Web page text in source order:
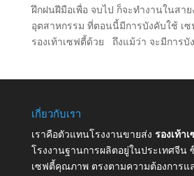
ฝึกฝนฝีมือเพื่อ จบไป ก็จะทำงานในสาย
อุตสาหกรรม ที่ตอนนี้มีการบังคับใช้ เซ
รองเท้าเซฟตี้ด้วย ถึงแม้ว่า จะมีการบั
เกี่ยวกับเรา
เราคือตัวแทนโรงงานขายส่ง รองเท้า
โรงงานฐานการผลิตอยู่ในประเทศจีน
เซฟตี้คุณภาพ ตรงตามความต้องการแ